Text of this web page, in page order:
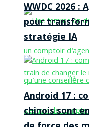
WWDC 2026 :
pour
stratégie IA
Android 17 :
chinois sont